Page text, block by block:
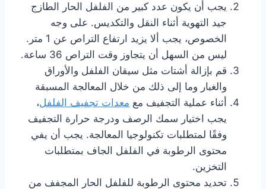
يجب أن يكون عدد كبير من الفلفل الحار الطازج
جيد التهوية أثناء النقل والتكديس. على وجه
الخصوص، يجب ألا يزيد ارتفاع التراص عن 1 متر.
ليس من السهل أن يتجاوز وقت التراص 36 ساعة.
قم بإزالة أشتات مثل سيقان الفلفل والأوراق
والغبار وما إلى ذلك من خلال المعالجة المسبقة
أثناء عملية التجفيف مع معدات تجفيف الفلفل،
يجب اختيار سمك الرصف ودرجة حرارة التجفيف
وفقًا لمتطلبات تكنولوجيا المعالجة. يجب أن يفي
محتوى الرطوبة في الفلفل الجاف بمتطلبات
التخزين.
تحديد محتوى الرطوبة للفلفل الحار المجفف من